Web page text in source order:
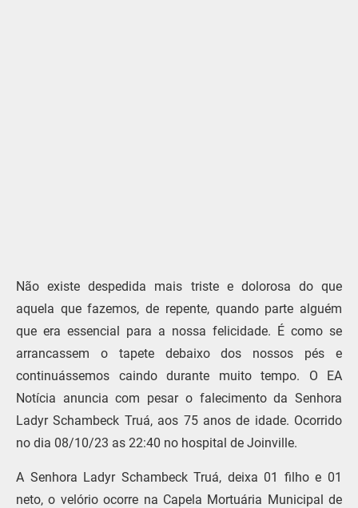
Não existe despedida mais triste e dolorosa do que
aquela que fazemos, de repente, quando parte alguém
que era essencial para a nossa felicidade. É como se
arrancassem o tapete debaixo dos nossos pés e
continuássemos caindo durante muito tempo. O EA
Notícia anuncia com pesar o falecimento da Senhora
Ladyr Schambeck Truá, aos 75 anos de idade. Ocorrido
no dia 08/10/23 as 22:40 no hospital de Joinville.
A Senhora Ladyr Schambeck Truá, deixa 01 filho e 01
neto, o velório ocorre na Capela Mortuária Municipal de